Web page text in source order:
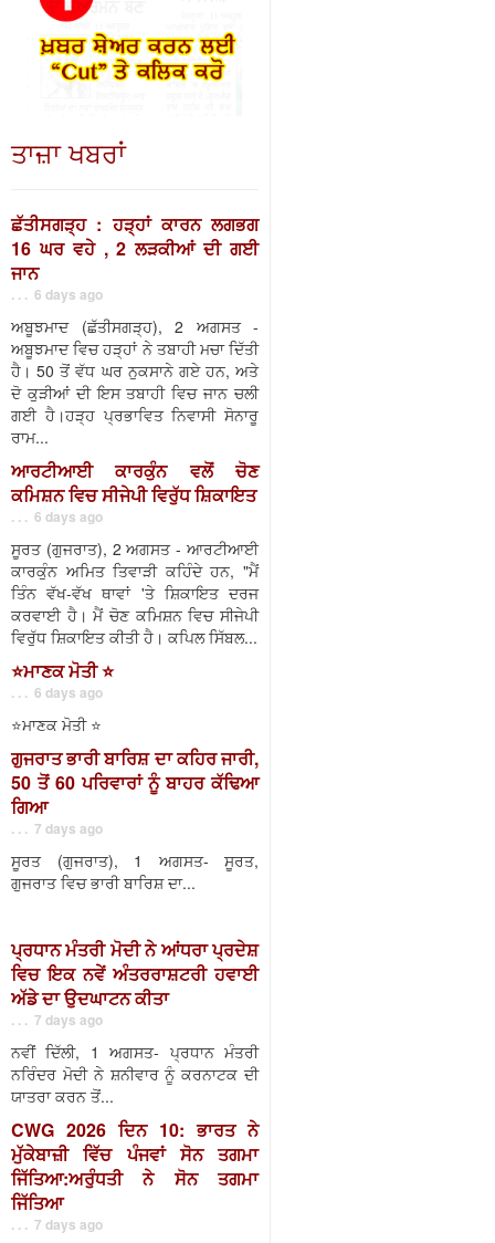
ਤਾਜ਼ਾ ਖਬਰਾਂ
ਛੱਤੀਸਗੜ੍ਹ : ਹੜ੍ਹਾਂ ਕਾਰਨ ਲਗਭਗ
16 ਘਰ ਵਹੇ , 2 ਲੜਕੀਆਂ ਦੀ ਗਈ
ਜਾਨ
. . . 6 days ago
ਅਬੂਝਮਾਦ (ਛੱਤੀਸਗੜ੍ਹ), 2 ਅਗਸਤ -
ਅਬੂਝਮਾਦ ਵਿਚ ਹੜ੍ਹਾਂ ਨੇ ਤਬਾਹੀ ਮਚਾ ਦਿੱਤੀ
ਹੈ। 50 ਤੋਂ ਵੱਧ ਘਰ ਨੁਕਸਾਨੇ ਗਏ ਹਨ, ਅਤੇ
ਦੋ ਕੁੜੀਆਂ ਦੀ ਇਸ ਤਬਾਹੀ ਵਿਚ ਜਾਨ ਚਲੀ
ਗਈ ਹੈ।ਹੜ੍ਹ ਪ੍ਰਭਾਵਿਤ ਨਿਵਾਸੀ ਸੋਨਾਰੂ
ਰਾਮ...
ਆਰਟੀਆਈ ਕਾਰਕੁੰਨ ਵਲੋਂ ਚੋਣ
ਕਮਿਸ਼ਨ ਵਿਚ ਸੀਜੇਪੀ ਵਿਰੁੱਧ ਸ਼ਿਕਾਇਤ
. . . 6 days ago
ਸੂਰਤ (ਗੁਜਰਾਤ), 2 ਅਗਸਤ - ਆਰਟੀਆਈ
ਕਾਰਕੁੰਨ ਅਮਿਤ ਤਿਵਾੜੀ ਕਹਿੰਦੇ ਹਨ, "ਮੈਂ
ਤਿੰਨ ਵੱਖ-ਵੱਖ ਥਾਵਾਂ 'ਤੇ ਸ਼ਿਕਾਇਤ ਦਰਜ
ਕਰਵਾਈ ਹੈ। ਮੈਂ ਚੋਣ ਕਮਿਸ਼ਨ ਵਿਚ ਸੀਜੇਪੀ
ਵਿਰੁੱਧ ਸ਼ਿਕਾਇਤ ਕੀਤੀ ਹੈ। ਕਪਿਲ ਸਿੱਬਲ...
⭐️ਮਾਣਕ ਮੋਤੀ ⭐️
. . . 6 days ago
⭐️ਮਾਣਕ ਮੋਤੀ ⭐️
ਗੁਜਰਾਤ ਭਾਰੀ ਬਾਰਿਸ਼ ਦਾ ਕਹਿਰ ਜਾਰੀ,
50 ਤੋਂ 60 ਪਰਿਵਾਰਾਂ ਨੂੰ ਬਾਹਰ ਕੱਢਿਆ
ਗਿਆ
. . . 7 days ago
ਸੂਰਤ (ਗੁਜਰਾਤ), 1 ਅਗਸਤ- ਸੂਰਤ,
ਗੁਜਰਾਤ ਵਿਚ ਭਾਰੀ ਬਾਰਿਸ਼ ਦਾ...
ਪ੍ਰਧਾਨ ਮੰਤਰੀ ਮੋਦੀ ਨੇ ਆਂਧਰਾ ਪ੍ਰਦੇਸ਼
ਵਿਚ ਇਕ ਨਵੇਂ ਅੰਤਰਰਾਸ਼ਟਰੀ ਹਵਾਈ
ਅੱਡੇ ਦਾ ਉਦਘਾਟਨ ਕੀਤਾ
. . . 7 days ago
ਨਵੀਂ ਦਿੱਲੀ, 1 ਅਗਸਤ- ਪ੍ਰਧਾਨ ਮੰਤਰੀ
ਨਰਿੰਦਰ ਮੋਦੀ ਨੇ ਸ਼ਨੀਵਾਰ ਨੂੰ ਕਰਨਾਟਕ ਦੀ
ਯਾਤਰਾ ਕਰਨ ਤੋਂ...
CWG 2026 ਦਿਨ 10: ਭਾਰਤ ਨੇ
ਮੁੱਕੇਬਾਜ਼ੀ ਵਿੱਚ ਪੰਜਵਾਂ ਸੋਨ ਤਗਮਾ
ਜਿੱਤਿਆ:ਅਰੁੰਧਤੀ ਨੇ ਸੋਨ ਤਗਮਾ
ਜਿੱਤਿਆ
. . . 7 days ago